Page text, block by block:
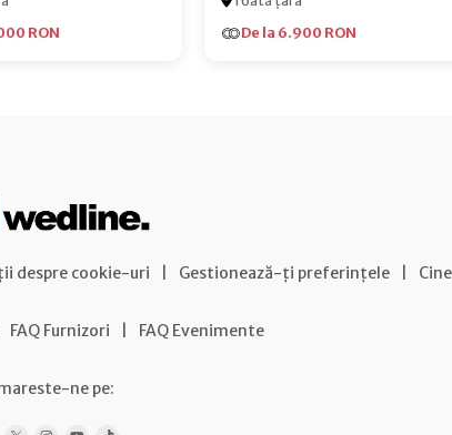
RON De la 6.900 RON
despre cookie-uri Gestionează-ți preferințele
FAQ Furnizori FAQ Evenimente
ne pe: